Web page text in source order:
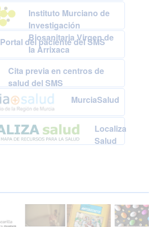
Instituto Murciano de
Investigación
Biosanitaria Virgen de
la Arrixaca
Portal del paciente del SMS
Cita previa en centros de
salud del SMS
MurciaSalud
Localiza
Salud